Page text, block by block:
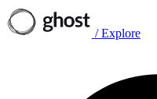
/ Explore